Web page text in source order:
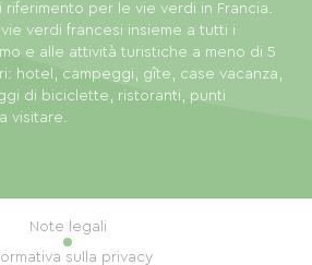
riferimento per le vie verdi in Francia.
verdi francesi insieme a tutti i
e alle attività turistiche a meno di 5
hotel, campeggi, gîte, case vacanza,
di biciclette, ristoranti, punti
visitare.
Note legali
sulla privacy